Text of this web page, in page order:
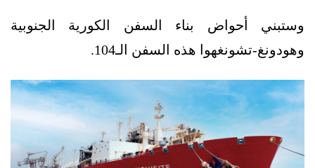
وستبني أحواض بناء السفن الكورية الجنوبية
وهودونغ-تشونغهوا هذه السفن الـ104.